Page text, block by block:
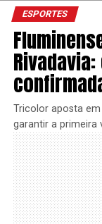
ESPORTES
Tricolor aposta
garantir a primeira